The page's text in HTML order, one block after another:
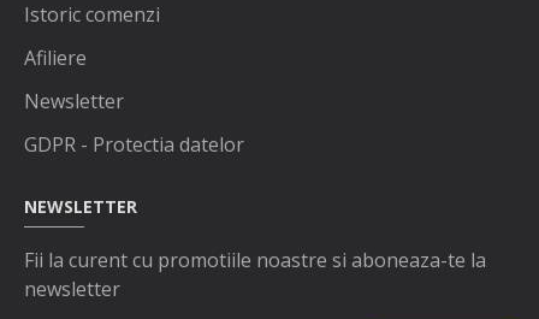
Istoric comenzi
Afiliere
Newsletter
GDPR - Protectia datelor
NEWSLETTER
Fii la curent cu promotiile noastre si aboneaza-te la
newsletter